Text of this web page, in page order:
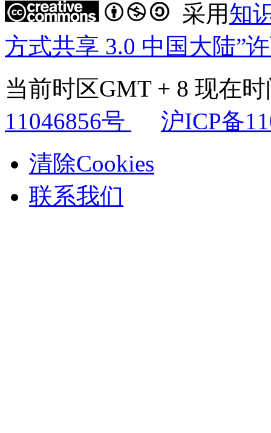
采用知
方式共享 3.0 中国大陆”
当前时区GMT + 8 现在
11046856号
沪ICP备
清除Cookies
联系我们